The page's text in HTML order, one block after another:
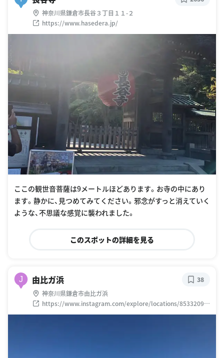
神奈川県鎌倉市長谷３丁目１１-２
https://www.hasedera.jp/
ここの観世音菩薩は9メートルほどあります。お寺の中にあり
ます。静かに、見つめてみてください。邪念がすっと消えていく
ような、不思議な感覚に襲われました。
このスポットの詳細を見る
J 由比ガ浜
神奈川県鎌倉市由比ガ浜
https://www.instagram.com/explore/locations/85332093
4845557
38